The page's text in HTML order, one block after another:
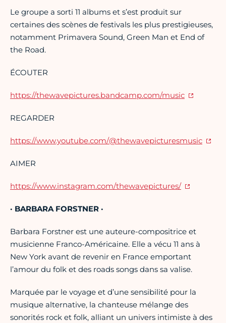
Le groupe a sorti 11 albums et s’est produit sur
certaines des scènes de festivals les plus prestigieuses,
notamment Primavera Sound, Green Man et End of
the Road.
ÉCOUTER
https://thewavepictures.bandcamp.com/music
REGARDER
https://www.youtube.com/@thewavepicturesmusic
AIMER
https://www.instagram.com/thewavepictures/
· BARBARA FORSTNER ·
Barbara Forstner est une auteure-compositrice et
musicienne Franco-Américaine. Elle a vécu 11 ans à
New York avant de revenir en France emportant
l’amour du folk et des roads songs dans sa valise.
Marquée par le voyage et d’une sensibilité pour la
musique alternative, la chanteuse mélange des
sonorités rock et folk, alliant un univers intimiste à des